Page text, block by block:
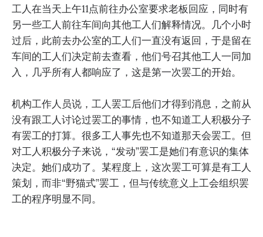
工人在当天上午11点前往办公室要求老板回应，同时有
另一些工人前往车间向其他工人们解释情况。几个小时
过后，此前去办公室的工人们一直没有返回，于是留在
车间的工人们决定前去查看，他们号召其他工人一同加
入，几乎所有人都响应了，这是第一次罢工的开始。
机构工作人员说，工人罢工后他们才得到消息，之前从
没有跟工人讨论过罢工的事情，也不知道工人积极分子
有罢工的打算。很多工人事先也不知道那天会罢工。但
对工人积极分子来说，“发动”罢工是她们有意识的集体
决定。她们成功了。某程度上，这次罢工可算是有工人
策划，而非“野猫式”罢工，但与传统意义上工会组织罢
工的程序明显不同。